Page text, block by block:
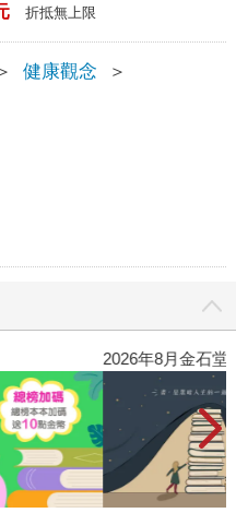
折抵無上限
健康觀念
＞